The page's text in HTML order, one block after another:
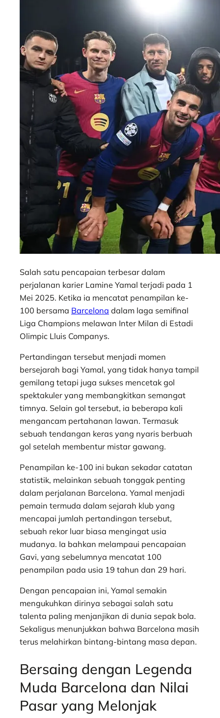
Salah satu pencapaian terbesar dalam
perjalanan karier Lamine Yamal terjadi pada 1
Mei 2025. Ketika ia mencatat penampilan ke-
100 bersama Barcelona dalam laga semifinal
Liga Champions melawan Inter Milan di Estadi
Olimpic Lluis Companys.
Pertandingan tersebut menjadi momen
bersejarah bagi Yamal, yang tidak hanya tampil
gemilang tetapi juga sukses mencetak gol
spektakuler yang membangkitkan semangat
timnya. Selain gol tersebut, ia beberapa kali
mengancam pertahanan lawan. Termasuk
sebuah tendangan keras yang nyaris berbuah
gol setelah membentur mistar gawang.
Penampilan ke-100 ini bukan sekadar catatan
statistik, melainkan sebuah tonggak penting
dalam perjalanan Barcelona. Yamal menjadi
pemain termuda dalam sejarah klub yang
mencapai jumlah pertandingan tersebut,
sebuah rekor luar biasa mengingat usia
mudanya. Ia bahkan melampaui pencapaian
Gavi, yang sebelumnya mencatat 100
penampilan pada usia 19 tahun dan 29 hari.
Dengan pencapaian ini, Yamal semakin
mengukuhkan dirinya sebagai salah satu
talenta paling menjanjikan di dunia sepak bola.
Sekaligus menunjukkan bahwa Barcelona masih
terus melahirkan bintang-bintang masa depan.
Bersaing dengan Legenda
Muda Barcelona dan Nilai
Pasar yang Melonjak